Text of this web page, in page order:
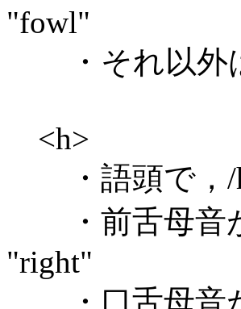
"fowl"
・それ以外
<h>
・語頭で，/
・前舌母音
"right"
・口舌母音